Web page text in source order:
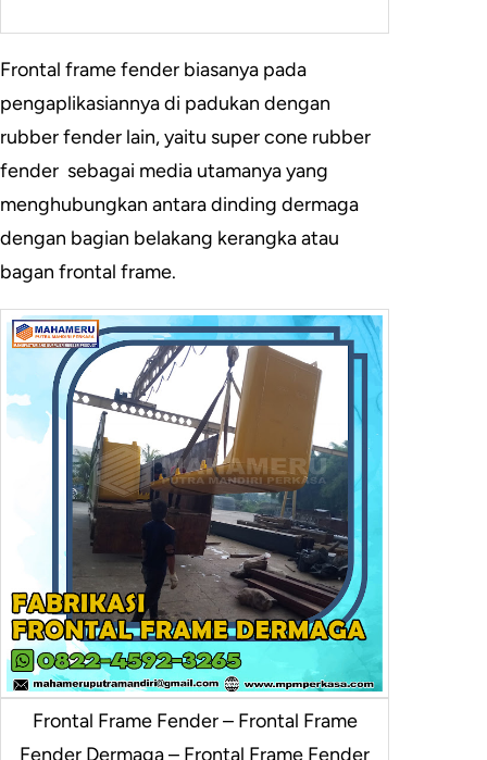
Frontal frame fender biasanya pada
pengaplikasiannya di padukan dengan
rubber fender lain, yaitu super cone rubber
fender sebagai media utamanya yang
menghubungkan antara dinding dermaga
dengan bagian belakang kerangka atau
bagan frontal frame.
Frontal Frame Fender – Frontal Frame
Fender Dermaga – Frontal Frame Fender